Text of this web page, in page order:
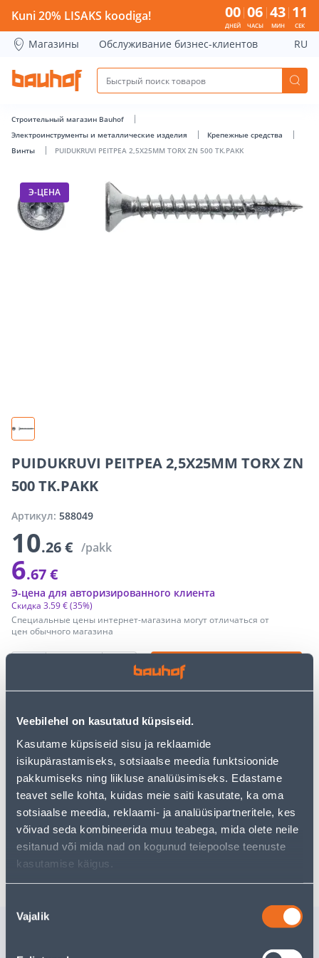
Veebilehel on kasutatud küpsiseid.
Kasutame küpsiseid sisu ja reklaamide
isikupärastamiseks, sotsiaalse meedia funktsioonide
pakkumiseks ning liikluse analüüsimiseks. Edastame
teavet selle kohta, kuidas meie saiti kasutate, ka oma
sotsiaalse meedia, reklaami- ja analüüsipartneritele, kes
võivad seda kombineerida muu teabega, mida olete neile
esitanud või mida nad on kogunud teiepoolse teenuste
kasutamise käigus.
valik
Vajalik
PUIDUKRUVI PEITPEA 2,5X25MM TORX ZN 500 TK.PAKK -
Kuni 20% LISAKS koodiga! 00
ДНЕЙ
06
ЧАСЫ
43
МИН
11
СЕК
Магазины Обслуживание бизнес-клиентов RU
Строительный магазин Bauhof
Электроинструменты и металлические изделия
Крепежные средства
Винты
PUIDUKRUVI PEITPEA 2,5X25MM TORX ZN 500 TK.PAKK
Э-ЦЕНА
PUIDUKRUVI PEITPEA 2,5X25MM TORX ZN
500 TK.PAKK
Артикул: 588049
10.26 € /pakk
6.67 €
Специальные цены интернет-магазина могут отличаться от
цен обычного магазина
Скидка 3.59 €(35%)
Э-цена для авторизированного клиента
ДОБАВИТЬ В КОРЗИНУ
Посмотреть наличие
Предполагаемая доставка 3,69 € от 2-5 tööpäeva
Посылочный автомат от 2,29 € с 2-5 tööpäeva
Забрать в магазине, с 06.08.2026
Похожие продукты